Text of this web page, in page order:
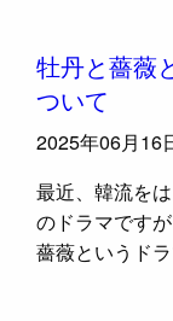
牡丹と薔薇
ついて
2025年06月16
最近、韓流を
のドラマです
薔薇というド